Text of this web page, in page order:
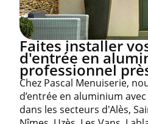
Faites installer
d'entrée en
professionnel
Chez Pascal Menuiserie,
d’entrée en aluminium
dans les secteurs d'Alès,